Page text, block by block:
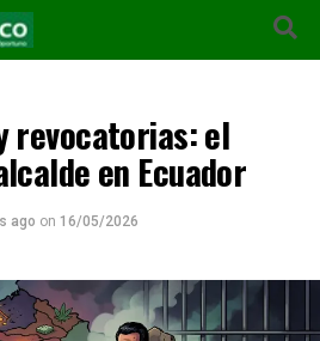
revocatorias: el
en Ecuador
ago on 16/05/2026